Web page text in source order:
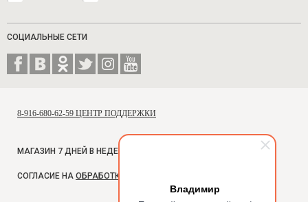
Владимир
СОЦИАЛЬНЫЕ СЕТИ
8-916-680-62-59 ЦЕНТР ПОДДЕРЖКИ
МАГАЗИН 7 ДНЕЙ В НЕДЕЛЮ, С 10 ДО 18
СОГЛАСИЕ НА ОБРАБОТКУ ПЕРСОНАЛЬНЫХ ДАННЫХ